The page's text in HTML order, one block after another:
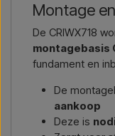
Montage
De CRIWX718
montagebasis
fundament en
De
aankoop
Deze is